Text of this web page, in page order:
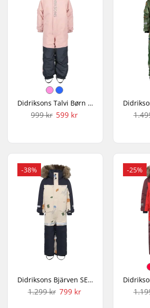
Didriksons Talvi Børn Flyverdragt
999 kr 599 kr
-38%
Didriksons Bjärven SE 2 Børn Flyverdragt
1.299 kr 799 kr
-25%